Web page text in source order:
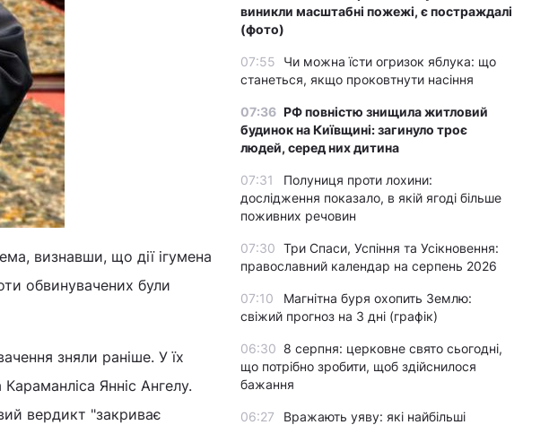
визнавши, що дії ігумена
обвинувачених були
зняли раніше. У їх
Янніс Ангелу.
вердикт "закриває
виникли масштабні пожежі, є постраждалі
(фото)
07:55
Чи можна їсти огризок яблука: що
станеться, якщо проковтнути насіння
07:36 РФ повністю знищила житловий
будинок на Київщині: загинуло троє
людей, серед них дитина
07:31
Полуниця проти лохини:
дослідження показало, в якій ягоді більше
поживних речовин
07:30 Три Спаси, Успіння та Усікновення:
православний календар на серпень 2026
07:10
Магнітна буря охопить Землю:
свіжий прогноз на 3 дні (графік)
06:30 8 серпня: церковне свято сьогодні,
що потрібно зробити, щоб здійснилося
бажання
06:27
Вражають уяву: які найбільші